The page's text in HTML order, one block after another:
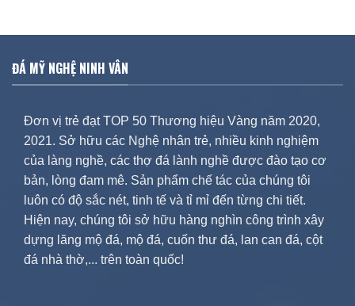
ĐÁ MỸ NGHỆ NINH VÂN
Đơn vị trẻ đạt TOP 50 Thương hiệu Vàng năm 2020,
2021. Sở hữu các Nghệ nhân trẻ, nhiều kinh nghiệm
của làng nghề, các thợ đá lành nghề được đào tạo cơ
bản, lòng đam mê. Sản phẩm chế tác của chúng tôi
luôn có độ sắc nét, tinh tế và tỉ mỉ đến từng chi tiết.
Hiện nay, chúng tôi sở hữu hàng nghìn công trình xây
dựng lăng mộ đá, mộ đá, cuốn thư đá, lan can đá, cột
đá nhà thờ,... trên toàn quốc!